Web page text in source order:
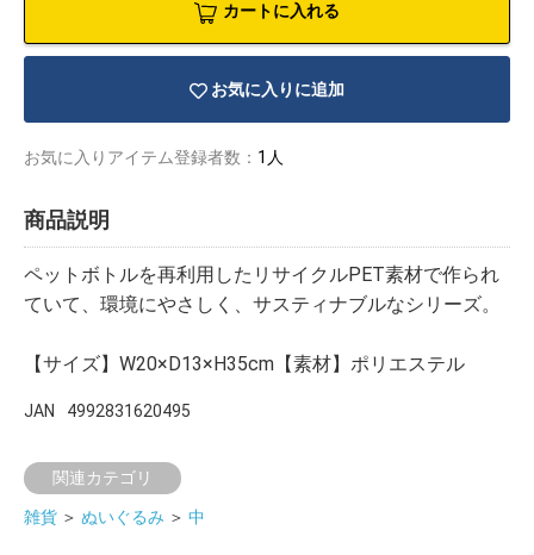
カートに入れる
お気に入りに追加
お気に入りアイテム登録者数： 1人
商品説明
ペットボトルを再利用したリサイクルPET素材で作られ
ていて、環境にやさしく、サスティナブルなシリーズ。
【サイズ】W20×D13×H35cm【素材】ポリエステル
JAN 4992831620495
関連カテゴリ
雑貨 ＞ ぬいぐるみ ＞ 中
ッズ